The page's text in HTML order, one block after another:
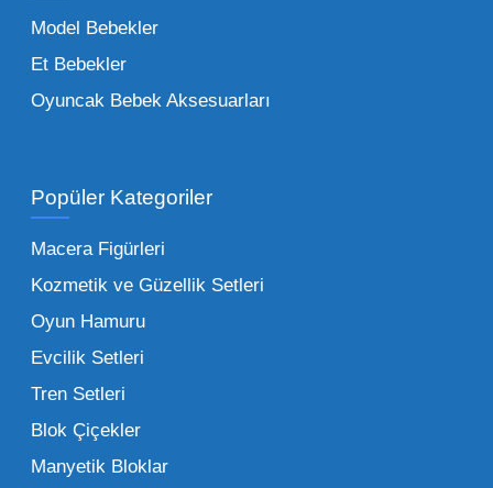
figürlerden geleneksel oyun setlerine kadar
her şeyi portföyümüzde bulabilirsiniz.
İşletmeler için toptan oyuncak satış ve alımı
şüphesiz ki birim maliyetin düşmesidir.
Oyuncak toptan kanalına geçildiğinde,
perakende satış fiyatı ile alış fiyatı arasındaki
makas açılır ve bu da ciddi kâr marjları elde
edilmesini sağlar. Toplu alımlarda uygulanan
dönemlerinde işletmenizin finansal olarak
rahatlamasına yardımcı olur.
Model Bebekler
Et Bebekler
Oyuncak Bebek Aksesuarları
Popüler Kategoriler
Macera Figürleri
Kozmetik ve Güzellik Setleri
Oyun Hamuru
Evcilik Setleri
Tren Setleri
Blok Çiçekler
Manyetik Bloklar